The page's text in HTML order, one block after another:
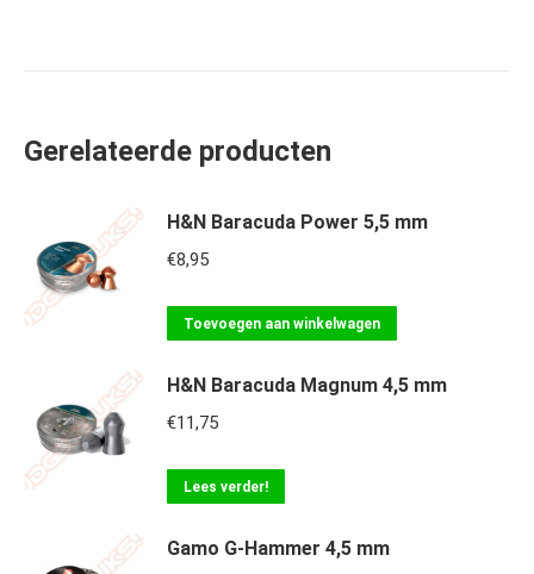
Gerelateerde producten
H&N Baracuda Power 5,5 mm
€8,95
Toevoegen aan winkelwagen
H&N Baracuda Magnum 4,5 mm
€11,75
Lees verder!
Gamo G-Hammer 4,5 mm